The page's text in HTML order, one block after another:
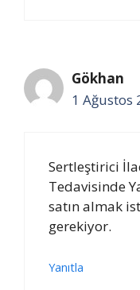
Gökhan
1 Ağustos
Sertleştirici
Tedavisinde
satın almak
gerekiyor.
Yanıtla